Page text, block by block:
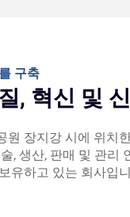
구축
, 혁신 및
원 장지강 시에 위치
, 생산, 판매 및 관리
유하고 있는 회사입